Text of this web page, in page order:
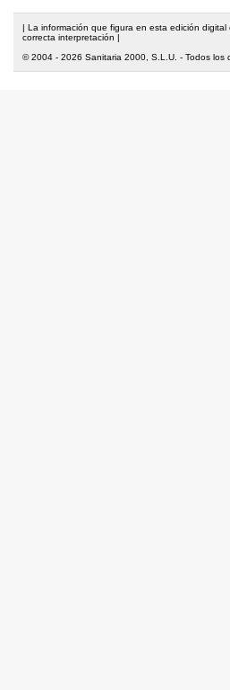
| La información que figura en esta edición
correcta interpretación |
© 2004 - 2026 Sanitaria 2000, S.L.U. - Todos los